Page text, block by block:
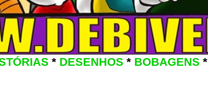
* DESENHOS * BOBAGENS *